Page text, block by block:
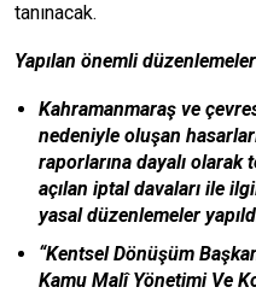
tanınacak.
Yapılan önemli
Kahramanmaraş ve
nedeniyle oluşan
raporlarına dayalı olarak
açılan iptal davaları ile
yasal düzenlemeler
“Kentsel Dönüşüm
Kamu Malî Yönetimi Ve